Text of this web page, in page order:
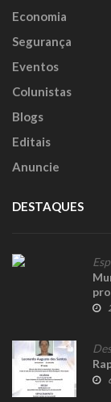
Economia
Segurança
Eventos
Colunistas
Blogs
Editais
Anuncie
DESTAQUES